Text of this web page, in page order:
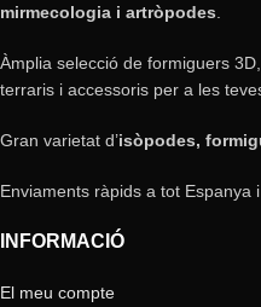
mirmecologia i artròpodes
Àmplia selecció de formiguers
terraris i accessoris per a les
Gran varietat d’isòpodes,
Enviaments ràpids a tot Espanya i
INFORMACIÓ
El meu compte